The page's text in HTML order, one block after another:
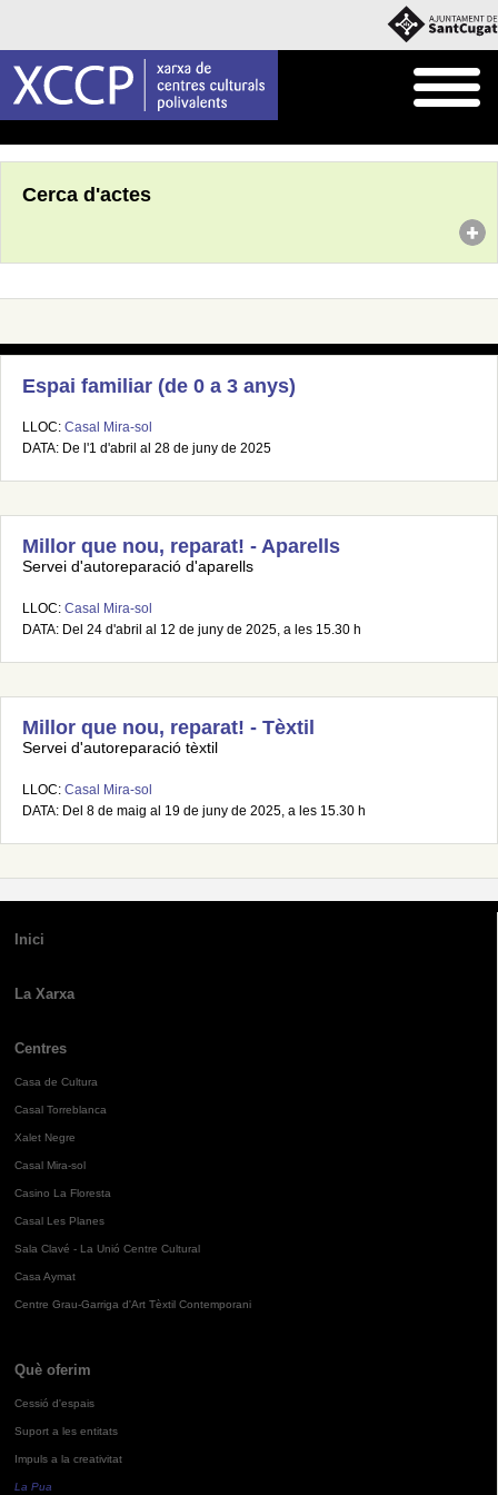
Cerca d'actes
Espai familiar (de 0 a 3 anys)
LLOC: Casal Mira-sol
DATA: De l'1 d'abril al 28 de juny de 2025
Millor que nou, reparat! - Aparells
Servei d'autoreparació d'aparells
LLOC: Casal Mira-sol
DATA: Del 24 d'abril al 12 de juny de 2025, a les 15.30 h
Millor que nou, reparat! - Tèxtil
Servei d'autoreparació tèxtil
LLOC: Casal Mira-sol
DATA: Del 8 de maig al 19 de juny de 2025, a les 15.30 h
Inici
La Xarxa
Centres
Casa de Cultura
Casal Torreblanca
Xalet Negre
Casal Mira-sol
Casino La Floresta
Casal Les Planes
Sala Clavé - La Unió Centre Cultural
Casa Aymat
Centre Grau-Garriga d'Art Tèxtil Contemporani
Què oferim
Cessió d'espais
Suport a les entitats
Impuls a la creativitat
La Pua